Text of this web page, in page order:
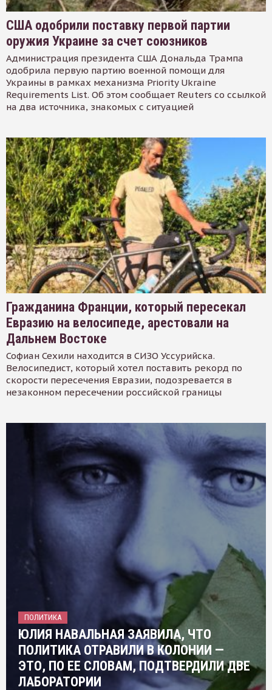
США одобрили поставку первой партии
оружия Украине за счет союзников
Администрация президента США Дональда Трампа
одобрила первую партию военной помощи для
Украины в рамках механизма Priority Ukraine
Requirements List. Об этом сообщает Reuters со ссылкой
на два источника, знакомых с ситуацией
Гражданина Франции, который пересекал
Евразию на велосипеде, арестовали на
Дальнем Востоке
Софиан Сехили находится в СИЗО Уссурийска.
Велосипедист, который хотел поставить рекорд по
скорости пересечения Евразии, подозревается в
незаконном пересечении российской границы
ПОЛИТИКА
ЮЛИЯ НАВАЛЬНАЯ ЗАЯВИЛА, ЧТО
ПОЛИТИКА ОТРАВИЛИ В КОЛОНИИ —
ЭТО, ПО ЕЕ СЛОВАМ, ПОДТВЕРДИЛИ ДВЕ
ЛАБОРАТОРИИ